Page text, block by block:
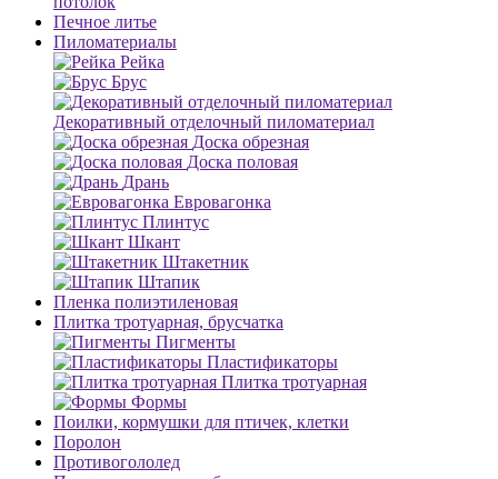
Печное литье
Пиломатериалы
Рейка
Брус
Декоративный отделочный пиломатериал
Доска обрезная
Доска половая
Дрань
Евровагонка
Плинтус
Шкант
Штакетник
Штапик
Пленка полиэтиленовая
Плитка тротуарная, брусчатка
Пигменты
Пластификаторы
Плитка тротуарная
Формы
Поилки, кормушки для птичек, клетки
Поролон
Противогололед